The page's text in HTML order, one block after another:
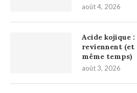
août 4, 2026
Acide kojique
reviennent
même temps)
août 3, 2026